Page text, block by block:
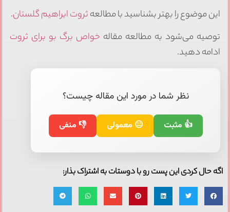
این موضوع را بهتر بشناسید با مطالعهثروت ابراهیم گلستان.
توصیه می‌شود به مطالعه مقاله خواص برگ بو برای ثروت
ادامه دهید.
نظر شما در مورد این مقاله چیست؟
👍 مثبت 😐 معمولی 👎 منفی
اگه حال کردی این پست رو با دوستات به اشتراک بذار: